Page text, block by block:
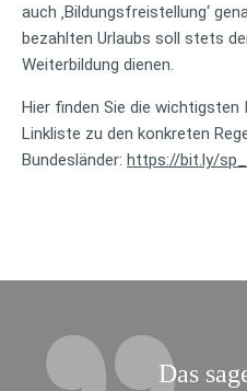
auch ‚Bildungsfreistellung‘
bezahlten Urlaubs soll stets
Weiterbildung dienen.
Hier finden Sie die
Linkliste zu den konkreten
Bundesländer: https://bit.ly/
Das